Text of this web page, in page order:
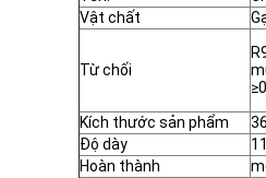
Vật chất
Từ chối
Kích thước sản phẩm
Độ dày
Hoàn thành